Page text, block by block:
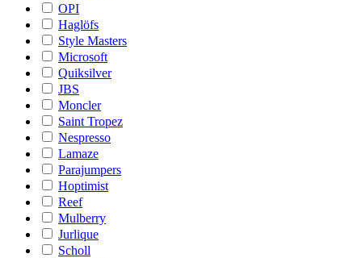
OPI
Haglöfs
Style Masters
Microsoft
Quiksilver
JBS
Moncler
Saint Tropez
Nespresso
Lamaze
Parajumpers
Hoptimist
Reef
Mulberry
Jurlique
Scholl